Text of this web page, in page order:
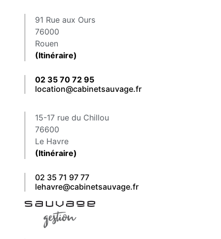
91 Rue aux Ours
76000
Rouen
(Itinéraire)
02 35 70 72 95
location@cabinetsauvage.fr
15-17 rue du Chillou
76600
Le Havre
(Itinéraire)
02 35 71 97 77
lehavre@cabinetsauvage.fr